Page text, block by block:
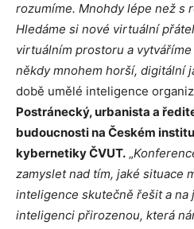
rozumíme. Mnohdy lépe než s
Hledáme si nové virtuální
virtuálním prostoru a
někdy mnohem horší, digitální
době umělé inteligence
Postránecký, urbanista a
budoucnosti na Českém
kybernetiky ČVUT. „
zamyslet nad tím, jaké situace
inteligence skutečně řešit a na
inteligenci přirozenou, která